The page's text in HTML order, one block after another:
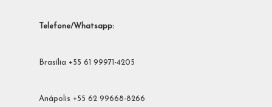
Telefone/Whatsapp:
Brasília +55 61 99971-4205
Anápolis +55 62 99668-8266